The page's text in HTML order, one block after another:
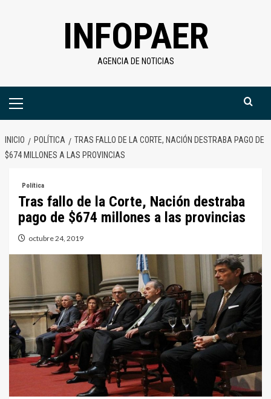
INFOPAER
AGENCIA DE NOTICIAS
Menú
INICIO POLÍTICA
TRAS FALLO DE LA CORTE, NACIÓN DESTRABA PAGO DE
$674 MILLONES A LAS PROVINCIAS
Política
Tras fallo de la Corte, Nación destraba
pago de $674 millones a las provincias
octubre 24, 2019